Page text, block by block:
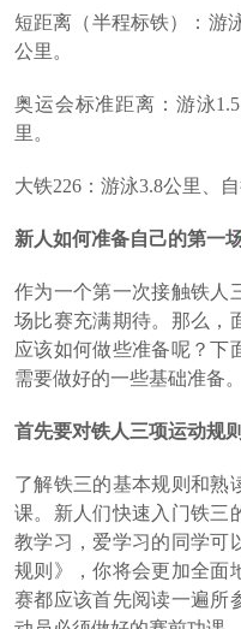
短距离（半程标铁）：游
公里。
奥运会标准距离：游泳
里。
大铁226：游泳3.8公里、
新人如何准备自己的第一
作为一个第一次接触铁人
场比赛充满期待。那么，
应该如何做些准备呢？下
需要做好的一些基础准备。
首先要对铁人三项运动规
了解铁三的基本规则和熟
课。新人们快速入门铁三
教学习，爱学习的同学可
规则》，你将会更加全面
赛都应该首先阅读一遍所